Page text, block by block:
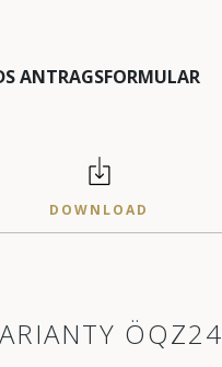
ANTRAGSFORMULAR
DOWNLOAD
ÖQZ24